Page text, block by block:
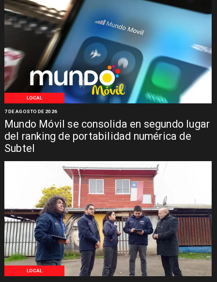
LOCAL
Mundo Móvil se consolida en segundo lugar
del ranking de portabilidad numérica de
Subtel
7 DE AGOSTO DE 2026
LOCAL